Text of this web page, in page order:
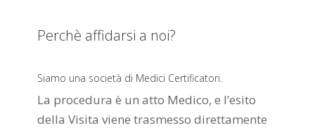
Perchè affidarsi a noi?
Siamo una società di Medici Certificatori.
La procedura è un atto Medico, e l’esito
della Visita viene trasmesso direttamente